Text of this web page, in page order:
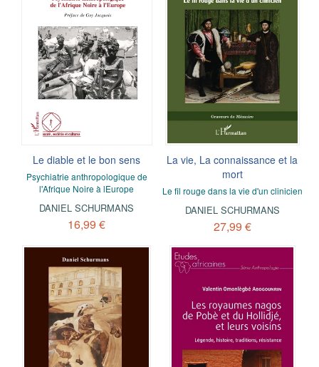
Le diable et le bon sens
Psychiatrie anthropologique de
l'Afrique Noire à lEurope
DANIEL SCHURMANS
16,99 €
La vie, La connaissance et la
mort
Le fil rouge dans la vie d'un clinicien
DANIEL SCHURMANS
27,99 €